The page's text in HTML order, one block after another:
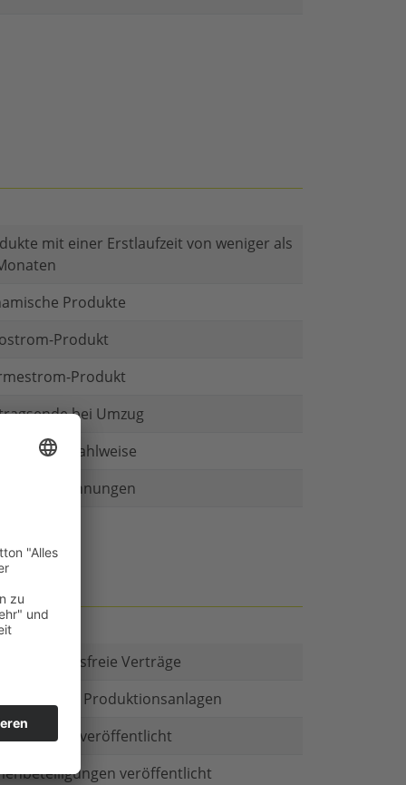
mit einer Erstlaufzeit von weniger als
Produkte
Produkt
Produkt
bei Umzug
als eine Zahlweise
Rechnungen
es Kautionsfreie Verträge
in Produktionsanlagen
veröffentlicht
veröffentlicht